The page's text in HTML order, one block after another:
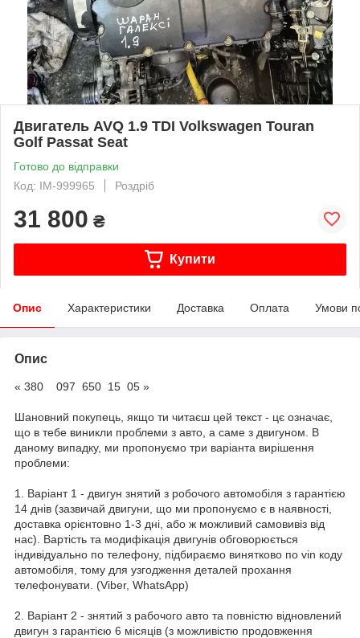
Двигатель AVQ 1.9 TDI Volkswagen Touran
Golf Passat Seat
Готово до відправки
Код: IM-999965
Роздріб
31 800 ₴
Купити
Опис Характеристики Доставка Оплата Умови
Опис
« 380 097 650 15 05 »
Шановний покупець, якщо ти читаєш цей текст - цє означає,
що в тебе виникли проблеми з авто, а саме з двигуном. В
даному випадку, ми пропонуємо три варіанта вирішення
проблеми:
1. Варіант 1 - двигун знятий з робочого автомобіля з гарантією
14 днів (зазвичай двигуни, що ми пропонуємо є в наявності,
доставка орієнтовно 1-3 дні, або ж можливий самовивіз від
нас). Вартість та модифікація двигунів обговорюється
індивідуально по телефону, підбираємо винятково по vin коду
автомобіля, тому для узгодження деталей прохання
телефонувати. (Viber, WhatsApp)
2. Варіант 2 - знятий з рабочого авто та повністю відновлений
двигун з гарантією 6 місяців (з можливістю продовження